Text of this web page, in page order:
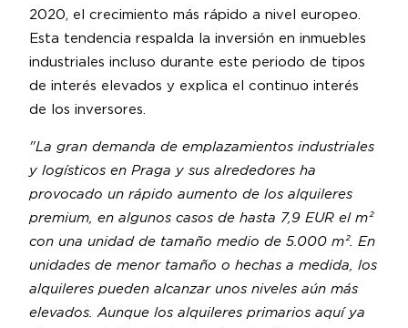
2020, el crecimiento más rápido a nivel europeo.
Esta tendencia respalda la inversión en inmuebles
industriales incluso durante este periodo de tipos
de interés elevados y explica el continuo interés
de los inversores.
"La gran demanda de emplazamientos industriales
y logísticos en Praga y sus alrededores ha
provocado un rápido aumento de los alquileres
premium, en algunos casos de hasta 7,9 EUR el m²
con una unidad de tamaño medio de 5.000 m². En
unidades de menor tamaño o hechas a medida, los
alquileres pueden alcanzar unos niveles aún más
elevados. Aunque los alquileres primarios aquí ya